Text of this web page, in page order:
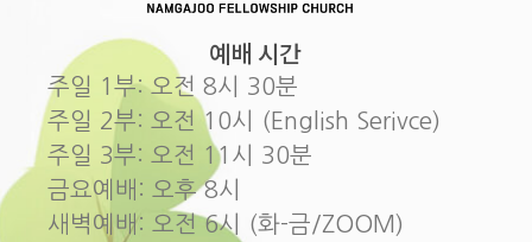
예배 시간
주일 1부: 오전 8시 30분
주일 2부: 오전 10시 (English Serivce)
주일 3부: 오전 11시 30분
금요예배: 오후 8시
새벽예배: 오전 6시 (화-금/ZOOM)